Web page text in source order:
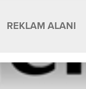
REKLAM ALANI